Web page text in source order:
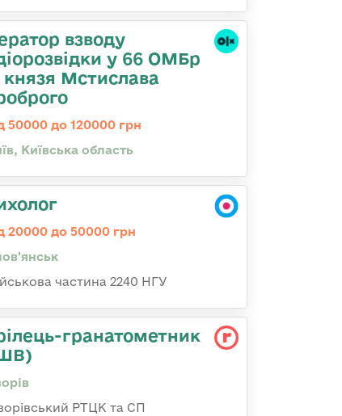
взводу
у 66 ОМБр
князя Мстислава
50000 до 120000 грн
Київська область
20000 до 50000 грн
частина 2240 НГУ
гранатометник
РТЦК та СП